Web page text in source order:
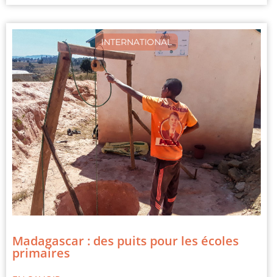
INTERNATIONAL
Madagascar : des puits pour les écoles
primaires